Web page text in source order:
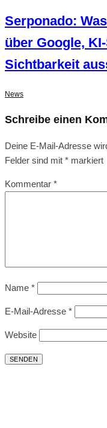
Serponado:
über Google,
Sichtbarkeit
News
Schreibe einen
Deine E-Mail-Adresse
Felder sind mit * markiert
Kommentar *
Name *
E-Mail-Adresse *
Website